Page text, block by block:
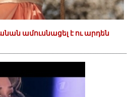
ամուսնացել է ու արդեն